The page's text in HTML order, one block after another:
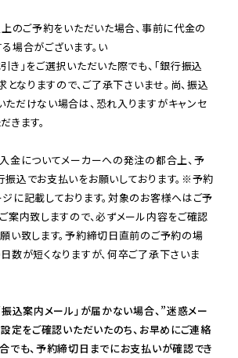
のご予約をいただいた場合、事前に代金の
場合がございます。い
き」をご選択いただいた際でも、「銀行振込
なりますので、ご了承下さいませ。尚、振込
だけない場合は、恐れ入りますがキャンセ
きます。
についてメーカーへの発注の都合上、予
込でお支払いをお願いしております。※予約
に記載しております。対象のお客様へはご予
案内致しますので、必ずメール内容をご確認
い致します。予約締切日直前のご予約の場
数が短くなりますが、何卒ご了承下さいま
振込案内メール」が届かない場合、”迷惑メー
設定をご確認いただいたのち、お早めにご連絡
でも、予約締切日までにお支払いが確認でき